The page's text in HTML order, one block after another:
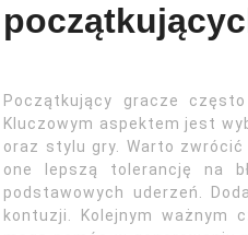
Początkujący gracze
Kluczowym aspektem jest
oraz stylu gry. Warto zwrócić
one lepszą tolerancję na
podstawowych uderzeń.
kontuzji. Kolejnym ważnym